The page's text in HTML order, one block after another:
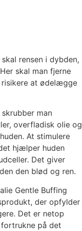
rensen i dybden,
skal man fjerne
risikere at ødelægge
skrubber man
overfladisk olie og
At stimulere
hjælper huden
Det giver
den blød og ren.
Gentle Buffing
der opfylder
Det er netop
på det